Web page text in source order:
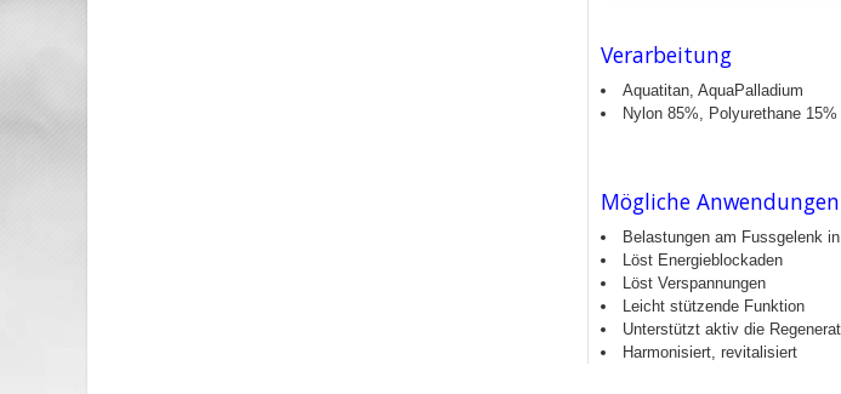
Verarbeitung
Aquatitan, AquaPalladium
Nylon 85%, Polyurethane 15%
Mögliche Anwendungen
Belastungen am Fussgelenk
Löst Energieblockaden
Löst Verspannungen
Leicht stützende Funktion
Unterstützt aktiv die
Harmonisiert, revitalisiert